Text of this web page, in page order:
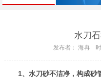
水刀
发布者： 海冉
1、水刀砂不洁净，构成砂